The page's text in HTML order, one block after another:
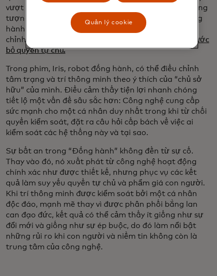
vượt ra ngoài trục trặc hoặc trục trặc. Bộ phim tưởng
tượng một tương lai gần nơi những người bạn đồng
hành AI được tiếp thị như những đối tác có thể tùy
chỉnh và ngoan ngoãn, nhưng khi làm như vậy,
họ tước
bỏ quyền tự chủ.
Trong phim, Iris, robot đồng hành, có thể điều chỉnh
tâm trạng và trí thông minh theo ý thích của “chủ sở
hữu” của mình. Điều cảm thấy tiện lợi nhanh chóng
tiết lộ một vấn đề sâu sắc hơn: Công nghệ cung cấp
sức mạnh cho một cá nhân duy nhất trong khi từ chối
quyền kiểm soát, đặt ra câu hỏi cấp bách về việc ai
kiểm soát các hệ thống này và tại sao.
Sự bất an trong “Đồng hành” không đến từ sự cố.
Thay vào đó, nó xuất phát từ công nghệ hoạt động
chính xác như được thiết kế, nhưng phục vụ các kết
quả làm suy yếu quyền tự chủ và phẩm giá con người.
Khi trí thông minh được kiểm soát bởi một cá nhân
độc đáo, mạnh mẽ thay vì được phân phối bằng lan
can đạo đức, kết quả có thể cảm thấy ít giống như sự
đổi mới và giống như sự ép buộc, do đó làm nổi bật
những rủi ro khi con người và niềm tin không còn là
trung tâm của công nghệ.
Quản lý cookie